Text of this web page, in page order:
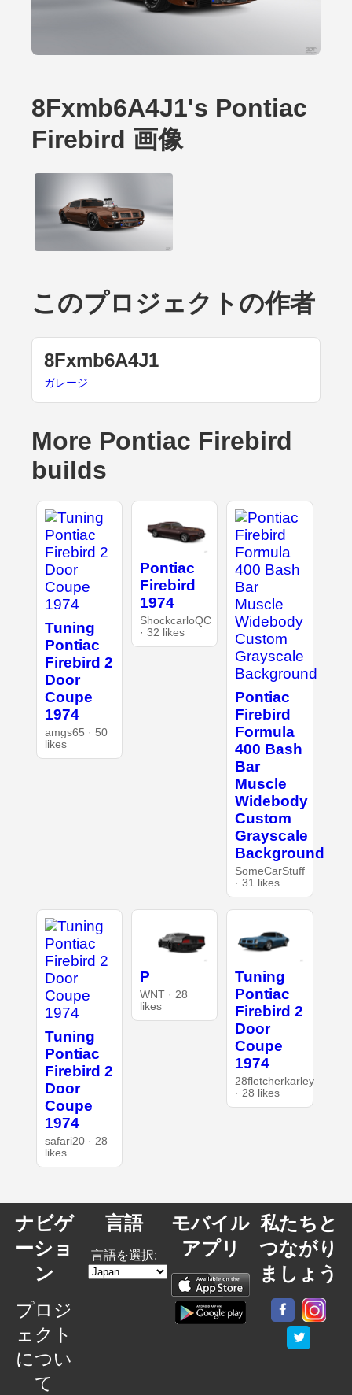
8Fxmb6A4J1's Pontiac
Firebird 画像
このプロジェクトの作者
8Fxmb6A4J1
ガレージ
More Pontiac Firebird
builds
Tuning
Pontiac
Firebird 2
Door
Coupe
1974
amgs65 · 50
likes
Pontiac
Firebird
1974
ShockcarloQC
· 32 likes
Pontiac
Firebird
Formula
400 Bash
Bar
Muscle
Widebody
Custom
Grayscale
Background
SomeCarStuff
· 31 likes
Tuning
Pontiac
Firebird 2
Door
Coupe
1974
safari20 · 28
likes
P
WNT · 28
likes
Tuning
Pontiac
Firebird 2
Door
Coupe
1974
28fletcherkarley
· 28 likes
ナビゲ
ーショ
ン
プロジ
ェクト
につい
て
言語
言語を選択:
モバイル
アプリ
私たちと
つながり
ましょう